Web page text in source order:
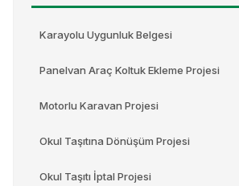
Karayolu Uygunluk Belgesi
Panelvan Araç Koltuk Ekleme Projesi
Motorlu Karavan Projesi
Okul Taşıtına Dönüşüm Projesi
Okul Taşıtı İptal Projesi